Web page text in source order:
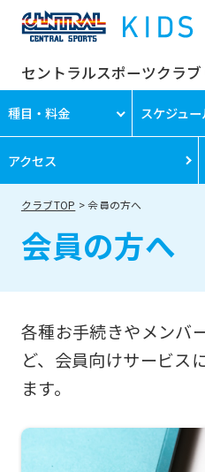
セントラルスポーツクラ
種目・料金 スケジュー
アクセス
クラブTOP 会員の方へ
会員の方へ
各種お手続きやメンバ
ど、会員向けサービス
ます。